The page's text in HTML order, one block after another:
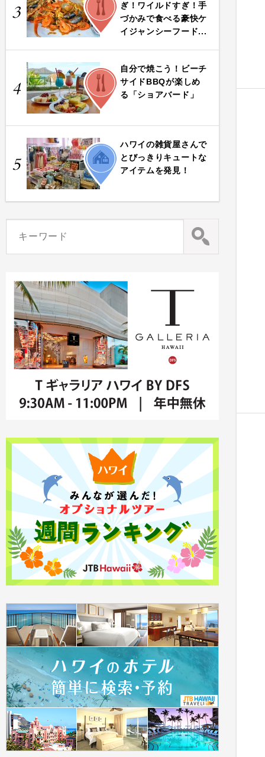
3
ぎ！ワイルドすぎ！手
づかみで食べる豪快ケ
イジャンシーフード...
4
FOOD
自分で焼こう！ビーチ
サイドBBQが楽しめ
る「ショアバード」
5
LIFE
ハワイの雑貨屋さんで
とびっきりキュートな
アイテムを発見！